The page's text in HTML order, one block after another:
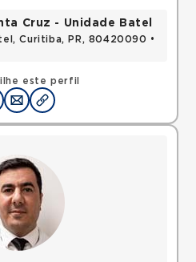
este perfil
Cruz - Unidade Batel
Curitiba, PR, 80420090 •